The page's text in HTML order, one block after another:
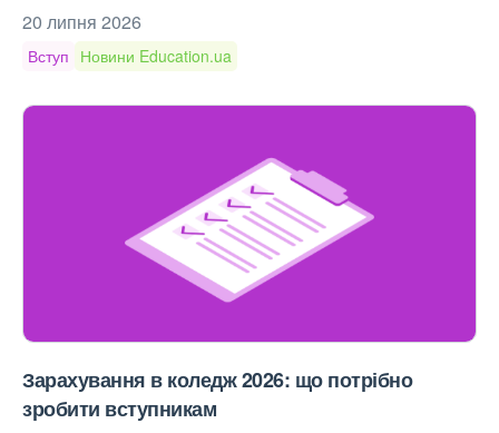
20 липня 2026
Вступ Новини Education.ua
Зарахування в коледж 2026: що потрібно
зробити вступникам